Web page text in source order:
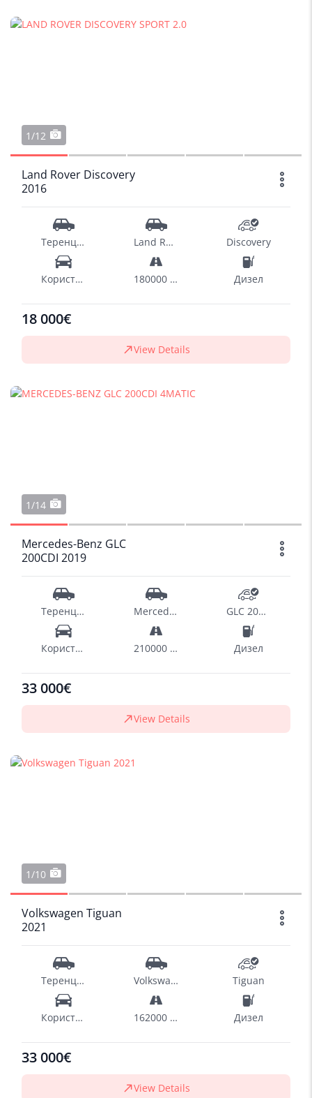
1/12
Land Rover Discovery
2016
Теренци - SUV Land Rover Discovery
Користен 180000 km Дизел
18 000€
View Details
1/14
Mercedes-Benz GLC
200CDI 2019
Теренци - SUV Mercedes-Benz GLC 200CDI
Користен 210000 km Дизел
33 000€
View Details
1/10
Volkswagen Tiguan
2021
Теренци - SUV Volkswagen Tiguan
Користен 162000 km Дизел
33 000€
View Details